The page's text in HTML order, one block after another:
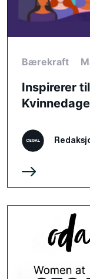
Bærekraft
Inspirerer